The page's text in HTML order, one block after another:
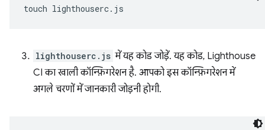
touch
lighthouserc.js में यह कोड जोड़ें. यह कोड, Lighthouse
CI का खाली कॉन्फ़िगरेशन है. आपको इस कॉन्फ़िगरेशन में
अगले चरणों में जानकारी जोड़नी होगी.